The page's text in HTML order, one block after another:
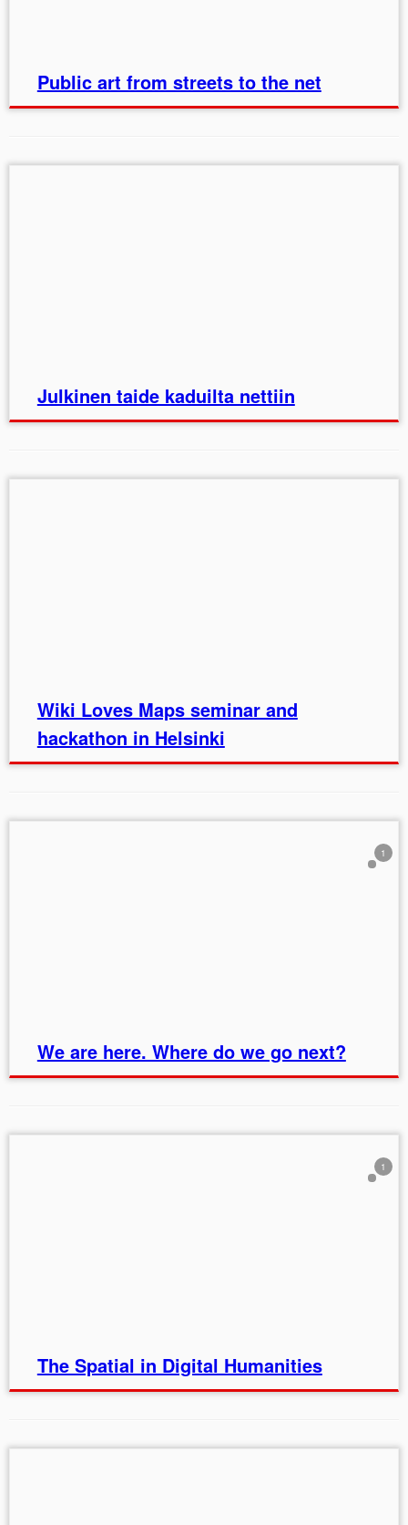
Public art from streets to the net
Julkinen taide kaduilta nettiin
Wiki Loves Maps seminar and
hackathon in Helsinki
1
We are here. Where do we go next?
1
The Spatial in Digital Humanities